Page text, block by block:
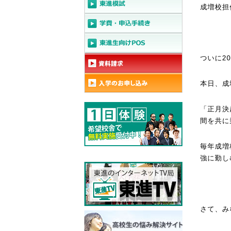
成増校担
ついに
本日、成
「正月
間を共
毎年成
強に勤し
さて、